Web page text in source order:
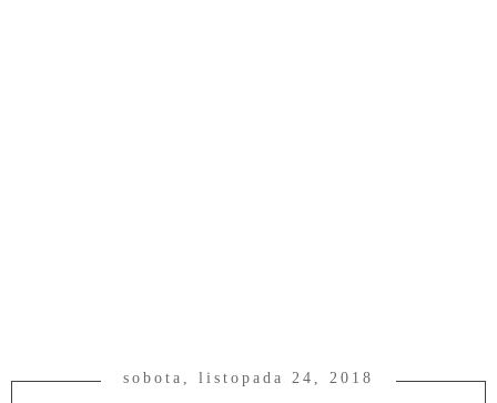
sobota, listopada 24, 2018